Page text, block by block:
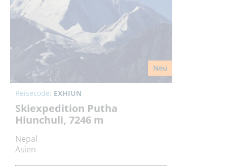
Neu
Reisecode: EXHIUN
Skiexpedition Putha
Hiunchuli, 7246 m
Nepal
Asien